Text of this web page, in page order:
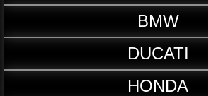
BMW
DUCATI
HONDA